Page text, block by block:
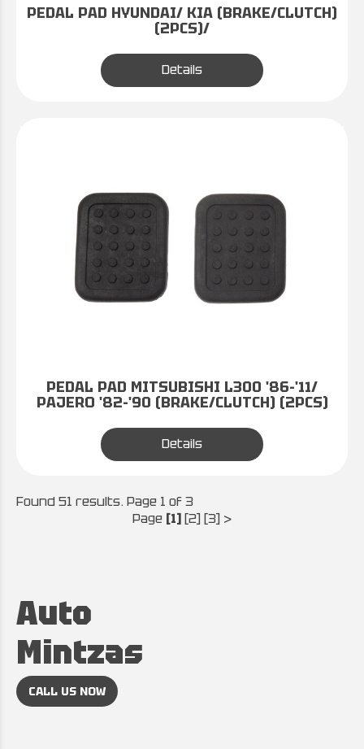
PEDAL PAD HYUNDAI/ KIA (BRAKE/CLUTCH)
(2PCS)/
Details
PEDAL PAD MITSUBISHI L300 '86-'11/
PAJERO '82-'90 (BRAKE/CLUTCH) (2PCS)
Details
Found 51 results. Page 1 of 3
Page [1][2] [3] >
Auto
Mintzas
CALL US NOW